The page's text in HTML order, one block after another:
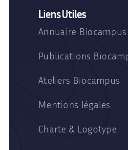
Liens Utiles
Annuaire Biocampus
Publications
Ateliers Biocampus
Mentions légales
Charte & Logotype